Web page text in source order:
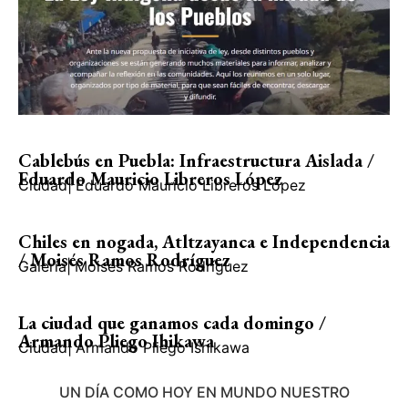
Cablebús en Puebla: Infraestructura Aislada /
Eduardo Mauricio Libreros López
Ciudad| Eduardo Mauricio Libreros López
Chiles en nogada, Atltzayanca e Independencia
/ Moisés Ramos Rodríguez
Galería| Moisés Ramos Rodríguez
La ciudad que ganamos cada domingo /
Armando Pliego Ihikawa
Ciudad| Armando Pliego Ishikawa
UN DÍA COMO HOY EN MUNDO NUESTRO